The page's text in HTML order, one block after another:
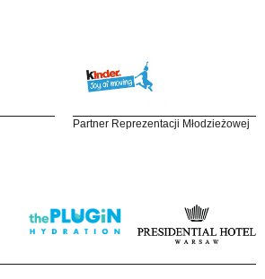
Partner Reprezentacji Młodzieżowej